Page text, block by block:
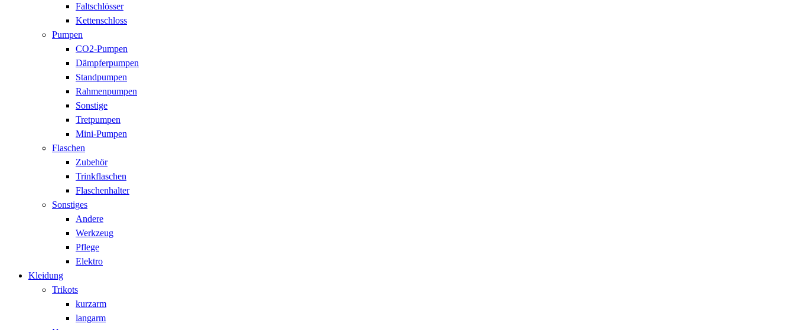
Faltschlösser
Kettenschloss
Pumpen
CO2-Pumpen
Dämpferpumpen
Standpumpen
Rahmenpumpen
Sonstige
Tretpumpen
Mini-Pumpen
Flaschen
Zubehör
Trinkflaschen
Flaschenhalter
Sonstiges
Andere
Werkzeug
Pflege
Elektro
Kleidung
Trikots
kurzarm
langarm